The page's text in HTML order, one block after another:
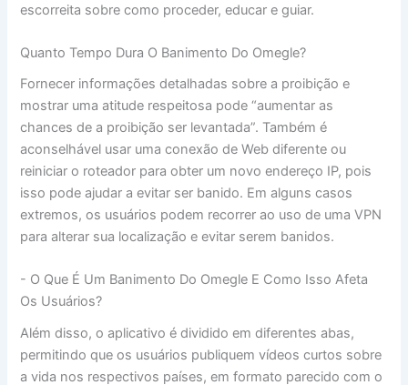
escorreita sobre como proceder, educar e guiar.
Quanto Tempo Dura O Banimento Do Omegle?
Fornecer informações detalhadas sobre a proibição e
mostrar uma atitude respeitosa pode “aumentar as
chances de a proibição ser levantada”. ‌Também é
aconselhável usar uma conexão de Web diferente⁤ ou
reiniciar o roteador para obter um novo endereço IP, pois
isso pode ajudar a evitar ser banido. Em alguns casos
extremos, os usuários podem recorrer ao uso de uma VPN
para alterar sua localização e evitar serem banidos.
-⁣ O Que É Um Banimento Do Omegle E Como Isso Afeta
Os Usuários?
Além disso, o aplicativo é dividido em diferentes abas,
permitindo que os usuários publiquem vídeos curtos sobre
a vida nos respectivos países, em formato parecido com o